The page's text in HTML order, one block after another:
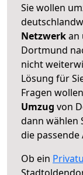
Sie wollen
Netzwerkan
Dortmund
nicht
Lösung für
Fragen
Umzug von
dann wählen
die
Ob ein